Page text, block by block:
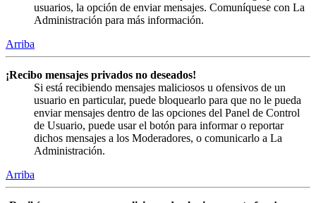
usuarios, la opción de enviar mensajes. Comuníquese con La
Administración para más información.
Arriba
¡Recibo mensajes privados no deseados!
Si está recibiendo mensajes maliciosos u ofensivos de un
usuario en particular, puede bloquearlo para que no le pueda
enviar mensajes dentro de las opciones del Panel de Control
de Usuario, puede usar el botón para informar o reportar
dichos mensajes a los Moderadores, o comunicarlo a La
Administración.
Arriba